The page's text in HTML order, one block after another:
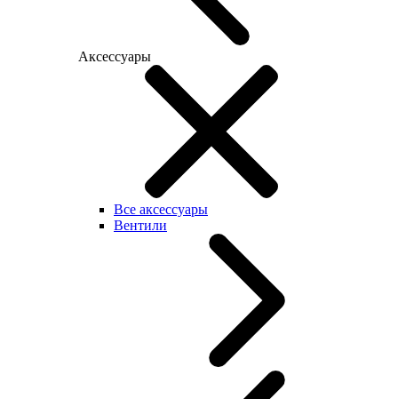
Аксессуары
Все аксессуары
Вентили